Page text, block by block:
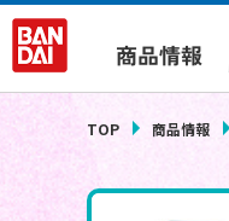
商品情報
TOP 商品情報